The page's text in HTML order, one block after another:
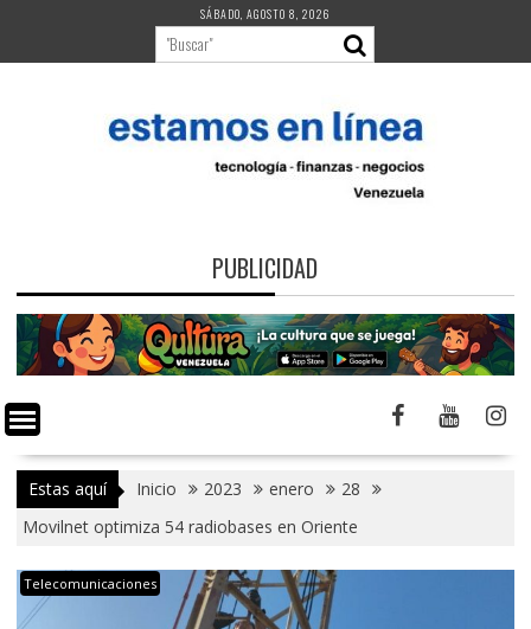
contenido
SÁBADO, AGOSTO 8, 2026
PUBLICIDAD
Estas aquí Inicio 2023 enero
28
Movilnet optimiza 54 radiobases en Oriente
Telecomunicaciones